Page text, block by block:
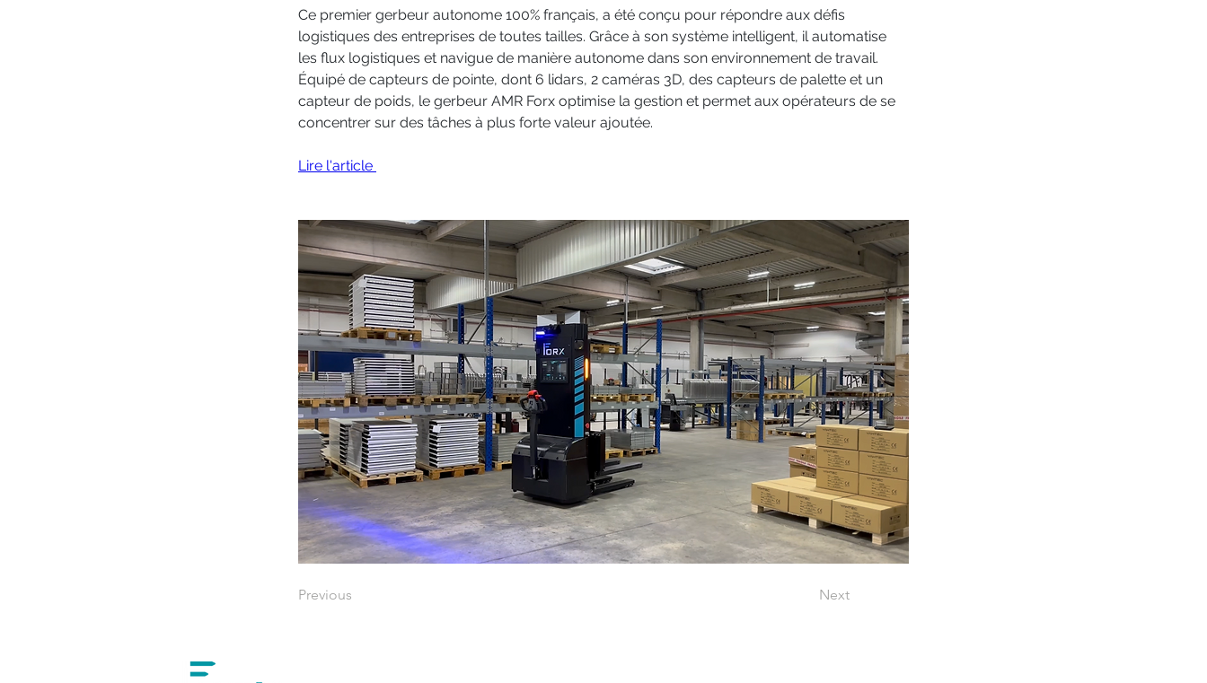
Ce premier gerbeur autonome 100% français, a été conçu pour répondre aux défis
logistiques des entreprises de toutes tailles. Grâce à son système intelligent, il automatise
les flux logistiques et navigue de manière autonome dans son environnement de travail.
Équipé de capteurs de pointe, dont 6 lidars, 2 caméras 3D, des capteurs de palette et un
capteur de poids, le gerbeur AMR Forx optimise la gestion et permet aux opérateurs de se
concentrer sur des tâches à plus forte valeur ajoutée.
Lire l'article
Previous Next